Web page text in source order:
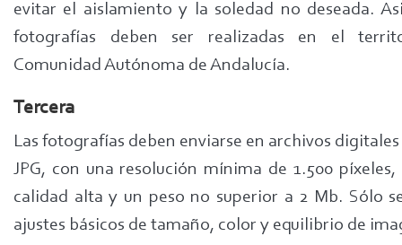
evitar el aislamiento y la soledad no deseada.
fotografías deben ser realizadas en el
Comunidad Autónoma de Andalucía.
Tercera
Las fotografías deben enviarse en archivos
JPG, con una resolución mínima de 1.500
calidad alta y un peso no superior a 2 Mb. Sólo
ajustes básicos de tamaño, color y equilibrio de